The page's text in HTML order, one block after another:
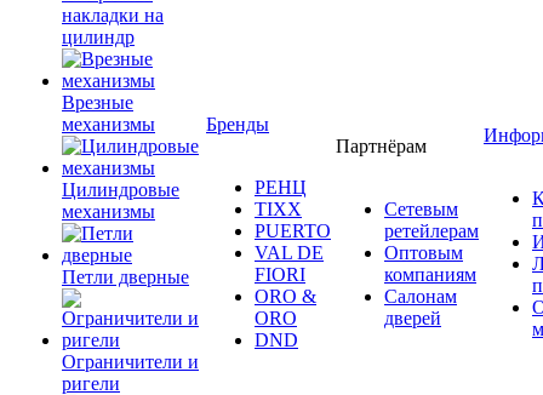
накладки на
цилиндр
Врезные
механизмы
Цилиндровые
механизмы
Петли дверные
Ограничители и
ригели
Бренды
РЕНЦ
TIXX
PUERTO
VAL DE
FIORI
ORO &
ORO
DND
Партнёрам
Сетевым
ретейлерам
Оптовым
компаниям
Салонам
дверей